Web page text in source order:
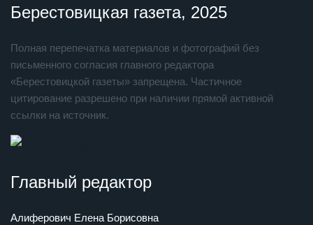
Берестовицкая газета, 2025
Полная перепечатка материалов и фотографий без
письменного согласия главного редактора
«Берестовицкой газеты» запрещена. Частичное
цитирование разрешено при наличии прямой активной
ссылки на источник.
Главный редактор
Алиферович Елена Борисовна